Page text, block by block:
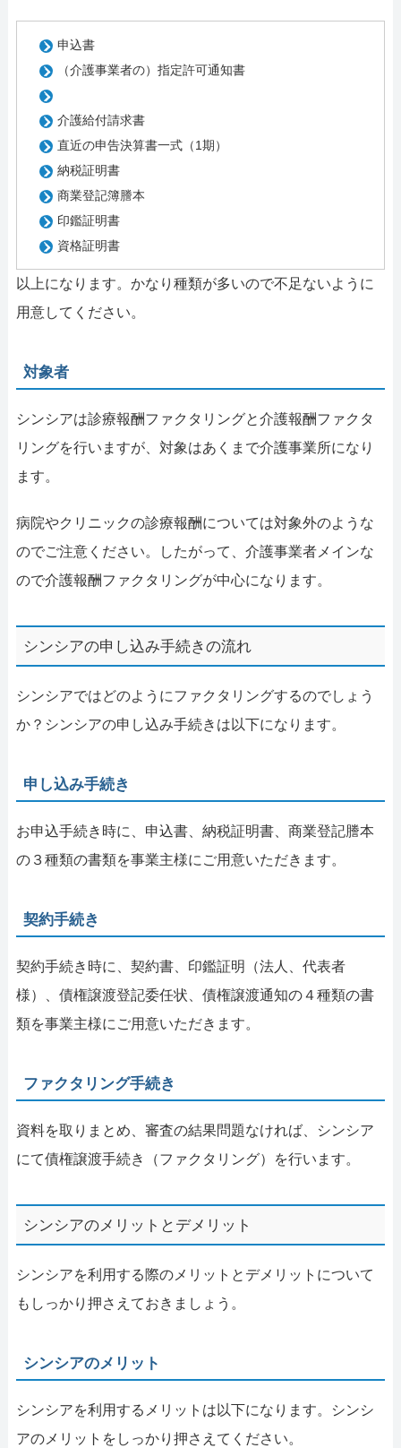
申込書
（介護事業者の）指定許可通知書
介護給付請求書
直近の申告決算書一式（1期）
納税証明書
商業登記簿謄本
印鑑証明書
資格証明書
以上になります。かなり種類が多いので不足ないように
用意してください。
対象者
シンシアは診療報酬ファクタリングと介護報酬ファクタ
リングを行いますが、対象はあくまで介護事業所になり
ます。
病院やクリニックの診療報酬については対象外のような
のでご注意ください。したがって、介護事業者メインな
ので介護報酬ファクタリングが中心になります。
シンシアの申し込み手続きの流れ
シンシアではどのようにファクタリングするのでしょう
か？シンシアの申し込み手続きは以下になります。
申し込み手続き
お申込手続き時に、申込書、納税証明書、商業登記謄本
の３種類の書類を事業主様にご用意いただきます。
契約手続き
契約手続き時に、契約書、印鑑証明（法人、代表者
様）、債権譲渡登記委任状、債権譲渡通知の４種類の書
類を事業主様にご用意いただきます。
ファクタリング手続き
資料を取りまとめ、審査の結果問題なければ、シンシア
にて債権譲渡手続き（ファクタリング）を行います。
シンシアのメリットとデメリット
シンシアを利用する際のメリットとデメリットについて
もしっかり押さえておきましょう。
シンシアのメリット
シンシアを利用するメリットは以下になります。シンシ
アのメリットをしっかり押さえてください。